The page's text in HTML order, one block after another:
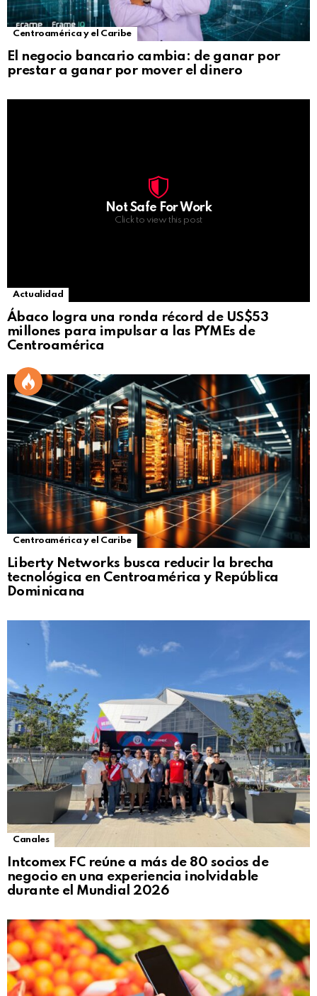
Centroamérica y el Caribe
El negocio bancario cambia: de ganar por
prestar a ganar por mover el dinero
Not Safe For Work
Click to view this post
Actualidad
Ábaco logra una ronda récord de US$53
millones para impulsar a las PYMEs de
Centroamérica
Centroamérica y el Caribe
Liberty Networks busca reducir la brecha
tecnológica en Centroamérica y República
Dominicana
Canales
Intcomex FC reúne a más de 80 socios de
negocio en una experiencia inolvidable
durante el Mundial 2026